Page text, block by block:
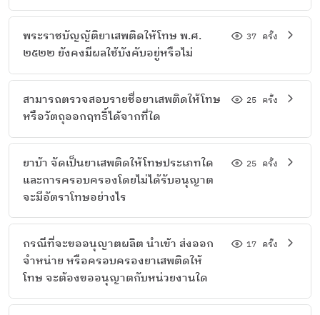
พระราชบัญญัติยาเสพติดให้โทษ พ.ศ.
๒๕๒๒ ยังคงมีผลใช้บังคับอยู่หรือไม่
37 ครั้ง
สามารถตรวจสอบรายชื่อยาเสพติดให้โทษ
หรือวัตถุออกฤทธิ์ได้จากที่ใด
25 ครั้ง
ยาบ้า จัดเป็นยาเสพติดให้โทษประเภทใด
และการครอบครองโดยไม่ได้รับอนุญาต
จะมีอัตราโทษอย่างไร
25 ครั้ง
กรณีที่จะขออนุญาตผลิต นำเข้า ส่งออก
จำหน่าย หรือครอบครองยาเสพติดให้
โทษ จะต้องขออนุญาตกับหน่วยงานใด
17 ครั้ง